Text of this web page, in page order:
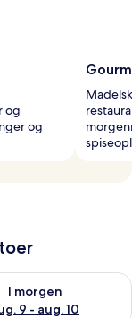
og
og
9
I morgen
9 - aug. 10
for i